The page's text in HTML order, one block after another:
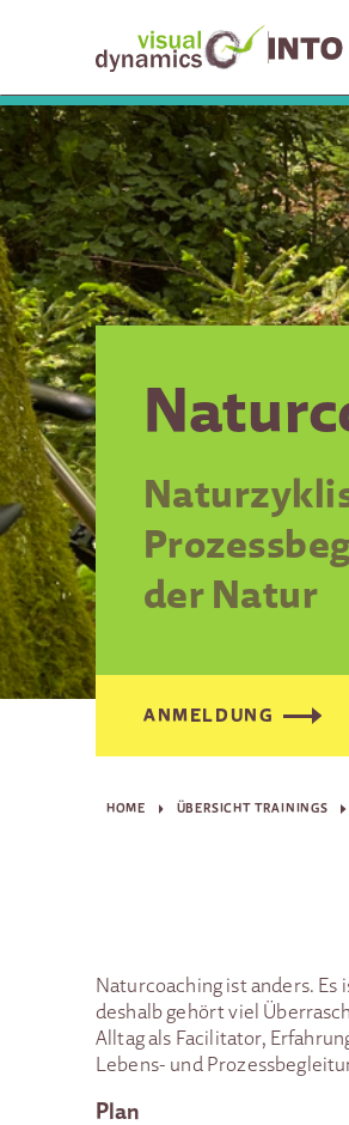
der Natur
ANMELDUNG
HOME ÜBERSICHT TRAININGS
Naturcoaching ist anders. Es
deshalb gehört viel
Alltag als Facilitator,
Lebens- und
Plan